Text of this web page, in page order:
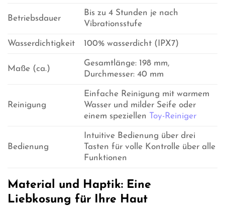
Betriebsdauer
Bis zu 4 Stunden je nach
Vibrationsstufe
Wasserdichtigkeit 100% wasserdicht (IPX7)
Maße (ca.)
Gesamtlänge: 198 mm,
Durchmesser: 40 mm
Reinigung
Einfache Reinigung mit warmem
Wasser und milder Seife oder
einem speziellen
Toy-Reiniger
Bedienung
Intuitive Bedienung über drei
Tasten für volle Kontrolle über alle
Funktionen
Material und Haptik: Eine
Liebkosung für Ihre Haut